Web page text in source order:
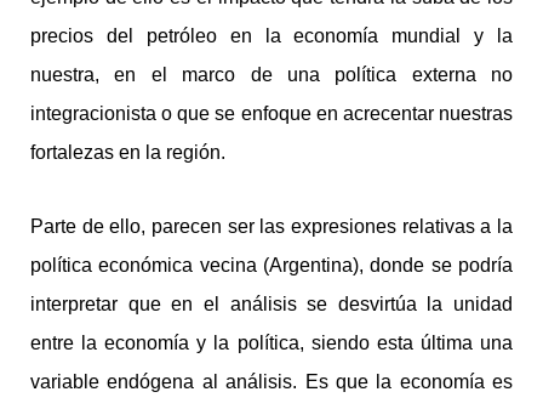
precios del petróleo en la economía mundial y la
nuestra, en el marco de una política externa no
integracionista o que se enfoque en acrecentar nuestras
fortalezas en la región.
Parte de ello, parecen ser las expresiones relativas a la
política económica vecina (Argentina), donde se podría
interpretar que en el análisis se desvirtúa la unidad
entre la economía y la política, siendo esta última una
variable endógena al análisis. Es que la economía es